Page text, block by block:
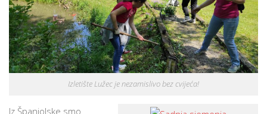
Izletište Lužec je nezamislivo bez cvijeća!
Iz Španjolske smo